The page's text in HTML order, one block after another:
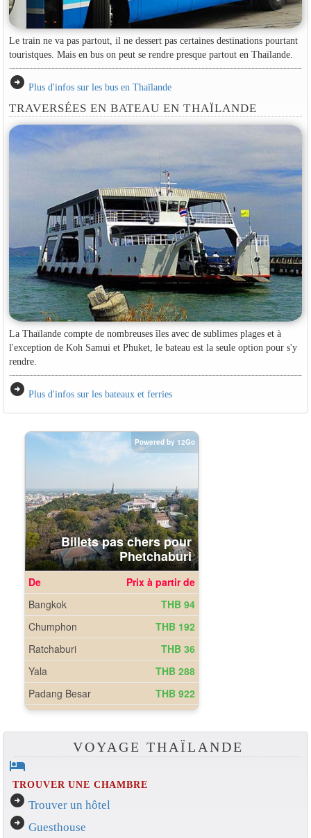
Le train ne va pas partout, il ne dessert pas certaines destinations pourtant
touristques. Mais en bus on peut se rendre presque partout en Thaïlande.
arrow_circle_right Plus d'infos sur les bus en Thaïlande
TRAVERSÉES EN BATEAU EN THAÏLANDE
La Thaïlande compte de nombreuses îles avec de sublimes plages et à
l'exception de Koh Samui et Phuket, le bateau est la seule option pour s'y
rendre.
arrow_circle_right Plus d'infos sur les bateaux et ferries
VOYAGE THAÏLANDE
hotel
TROUVER UNE CHAMBRE
arrow_circle_right Trouver un hôtel
arrow_circle_right Guesthouse